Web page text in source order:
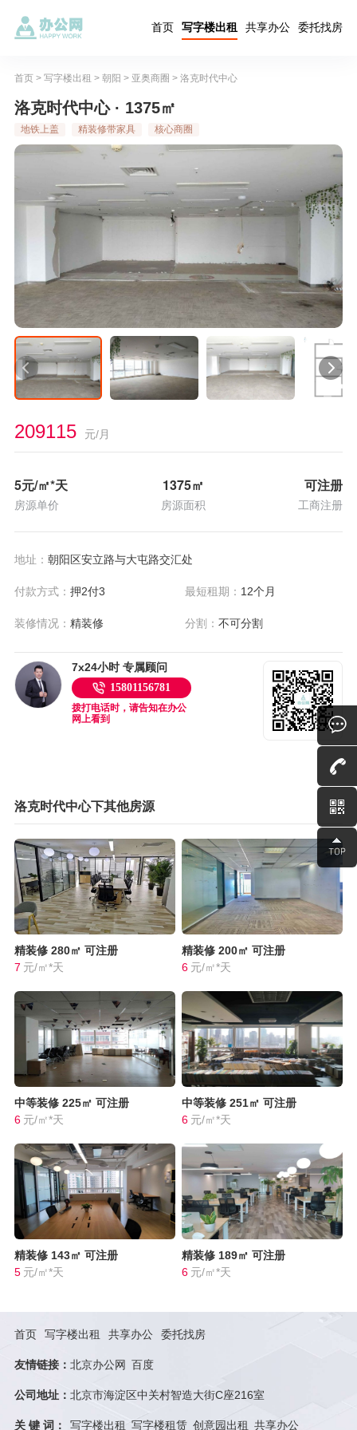
首页 写字楼出租 共享办公 委托找房
首页> 写字楼出租 > 朝阳 > 亚奥商圈 > 洛克时代中心
洛克时代中心 · 1375㎡
地铁上盖 精装修带家具 核心商圈
209115 元/月
5元/㎡*天
房源单价
1375㎡
房源面积
可注册
工商注册
地址： 朝阳区安立路与大屯路交汇处
付款方式： 押2付3 最短租期： 12个月
装修情况： 精装修 分割：不可分割
7x24小时 专属顾问
15801156781
拨打电话时，请告知在办公
网上看到
洛克时代中心下其他房源
精装修 280㎡ 可注册
7 元/㎡*天
精装修 200㎡ 可注册
6 元/㎡*天
中等装修 225㎡ 可注册
6 元/㎡*天
中等装修 251㎡ 可注册
6 元/㎡*天
精装修 143㎡ 可注册
5 元/㎡*天
精装修 189㎡ 可注册
6 元/㎡*天
首页 写字楼出租 共享办公 委托找房
友情链接： 北京办公网 百度
公司地址： 北京市海淀区中关村智造大街C座216室
关 键 词： 写字楼出租 写字楼租赁 创意园出租 共享办公